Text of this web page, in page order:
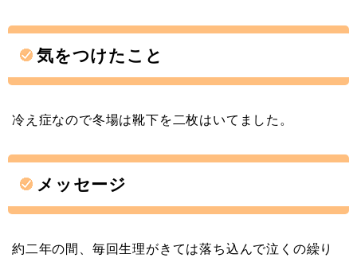
気をつけたこと
冷え症なので冬場は靴下を二枚はいてました。
メッセージ
約二年の間、毎回生理がきては落ち込んで泣くの繰り